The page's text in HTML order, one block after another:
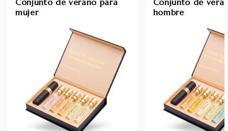
mujer
hombre